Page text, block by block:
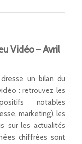
Vidéo – Avril
un bilan du
: retrouvez les
notables
marketing), les
sur les actualités
chiffrées sont